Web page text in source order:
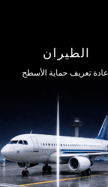
الطيران
إعادة تعريف حماية الأسطح